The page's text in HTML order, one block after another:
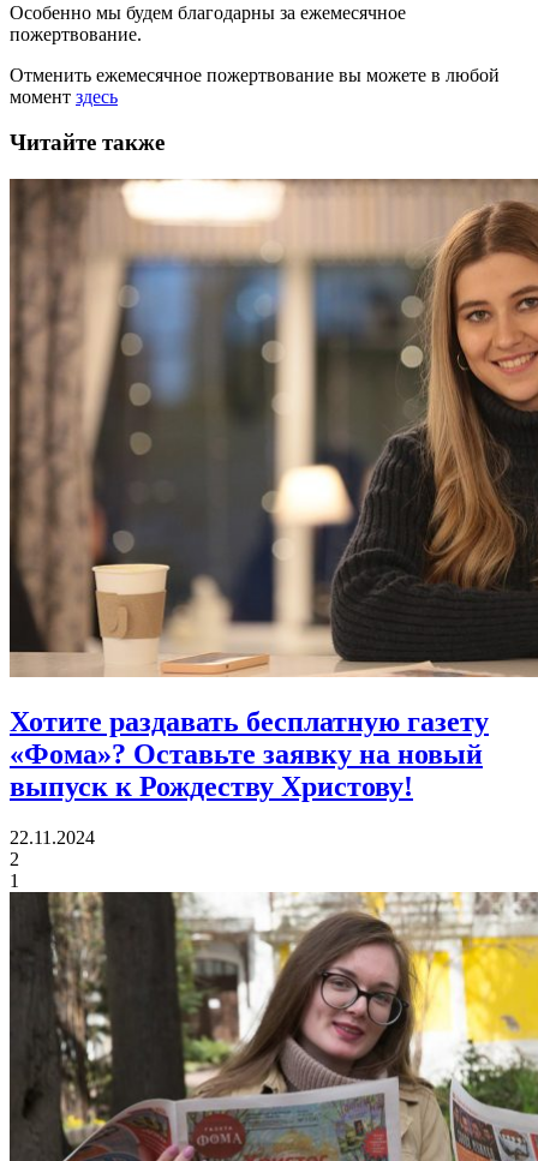
Особенно мы будем благодарны за ежемесячное
пожертвование.
Отменить ежемесячное пожертвование вы можете в любой
момент здесь
Читайте также
Хотите раздавать бесплатную газету
«Фома»? Оставьте заявку на новый
выпуск к Рождеству Христову!
22.11.2024
2
1